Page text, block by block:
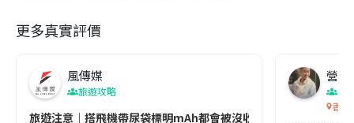
更多真實評價
風傳媒
旅遊攻略
旅遊注意｜搭飛機帶尿袋標明mAh都會被沒收😱出發前切記檢查
營養
香港